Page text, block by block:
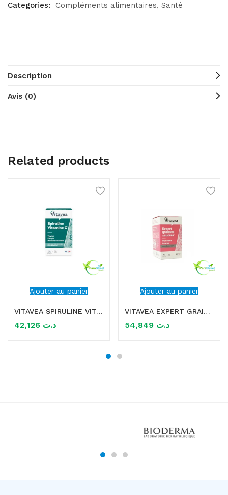
Categories: Compléments alimentaires Santé
Description
Avis (0)
Related products
Ajouter au panier
VITAVEA SPIRULINE VITAMINE C 30 GELULES
د.ت
Ajouter au panier
VITAVEA EXPERT GRAISSES ET SUCRES 40 GELULES
د.ت